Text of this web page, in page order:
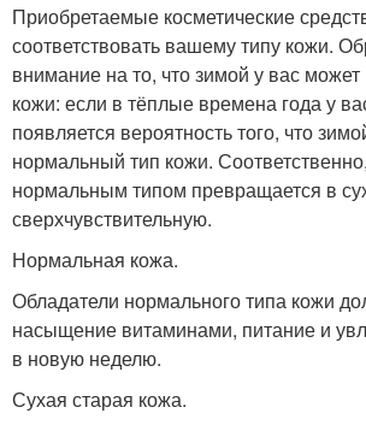
Приобретаемые косметические
соответствовать вашему типу кожи.
внимание на то, что зимой у вас может
кожи: если в тёплые времена года у
появляется вероятность того, что
нормальный тип кожи.
нормальным типом превращается в
сверхчувствительную.
Нормальная кожа.
Обладатели нормального типа кожи
насыщение витаминами, питание и
в новую неделю.
Сухая старая кожа.